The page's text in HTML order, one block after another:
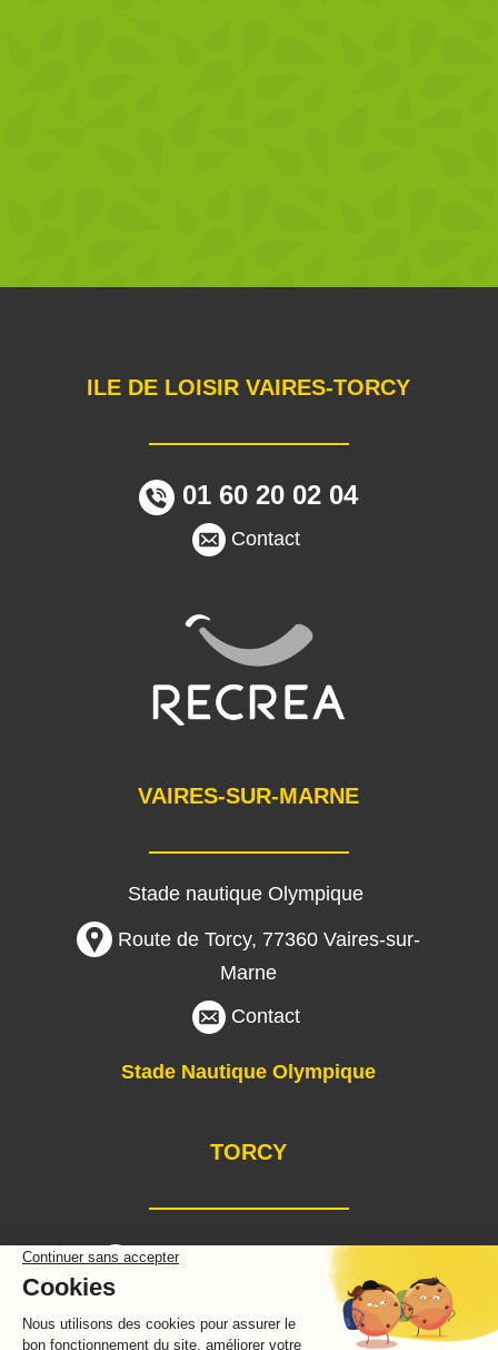
ILE DE LOISIR VAIRES-TORCY
01 60 20 02 04
Contact
VAIRES-SUR-MARNE
Stade nautique Olympique
Route de Torcy, 77360 Vaires-sur-
Marne
Contact
Stade Nautique Olympique
TORCY
Route de Lagny, 77200 Torcy
Centre équestre
Baignade